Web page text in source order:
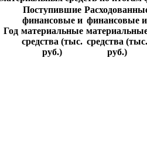
Год
Поступившие
финансовые и
материальные
средства (тыс.
руб.)
финансовые и
средства (тыс.
руб.)